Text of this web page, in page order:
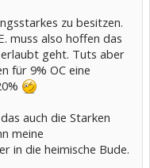
zu besitzen.
muss also hoffen das
geht. Tuts aber
für 9% OC eine
auch die Starken
meine
in die heimische Bude.